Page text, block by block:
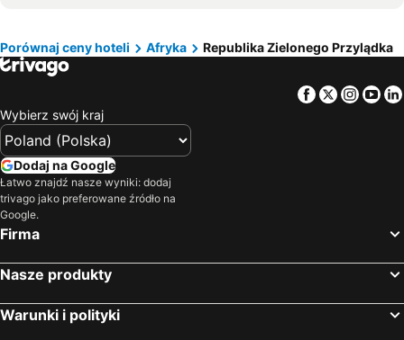
Hotele — Espingueira
Hotele — Calheta
Hotele — Santa Catarina
Hotele — Tarrafal
Hotele — Assomada
Hotele — Carvoeiros
Hotele — Boa Entrada
Hotele — Cabo de Santa Maria
Hotele — Coculi
Porównaj ceny hoteli Afryka Republika Zielonego Przylądka
Facebook
Twitter
Wybierz swój kraj
Dodaj na Google
Łatwo znajdź nasze wyniki: dodaj
trivago jako preferowane źródło na
Google.
Firma
Nasze produkty
Warunki i polityki